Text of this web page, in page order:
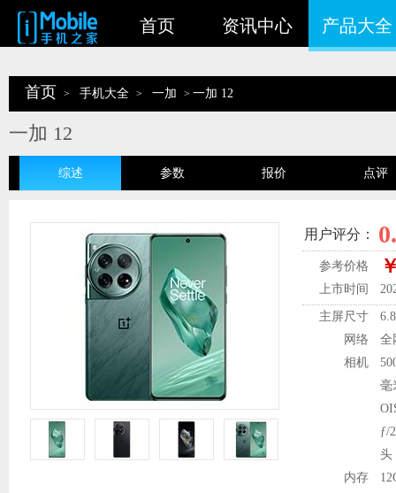
首页 资讯中心 产品大全
首页 > 手机大全 > 一加 > 一加 12
一加 12
综述 参数 报价 点评
用户评分：
参考价格
上市时间
主屏尺寸
网络
全
相机
毫
ƒ/
头
内存